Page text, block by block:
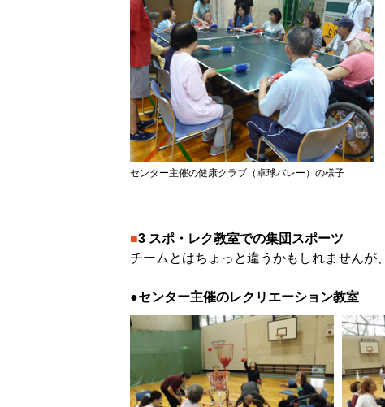
センター主催の健康クラブ（卓球バレー）の様子
3 スポ・レク教室での集団スポーツ
チームとはちょっと違うかもしれませんが
●センター主催のレクリエーション教室